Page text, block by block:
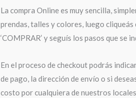
La compra Online es muy sencilla,
prendas, talles y colores, luego cliqueás
‘COMPRAR’ y seguís los pasos que se
En el proceso de checkout podrás
de pago, la dirección de envío o si
costo por cualquiera de nuestros